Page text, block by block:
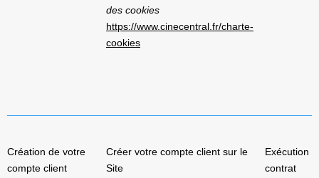
des cookies
https://www.cinecentral.fr/charte-
cookies
Création de votre
compte client
Créer votre compte client sur le
Site
Exécution
contrat